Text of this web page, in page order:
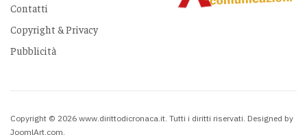
Contatti
Copyright & Privacy
Pubblicità
Copyright © 2026 www.dirittodicronaca.it. Tutti i diritti riservati. Designed by
JoomlArt.com.